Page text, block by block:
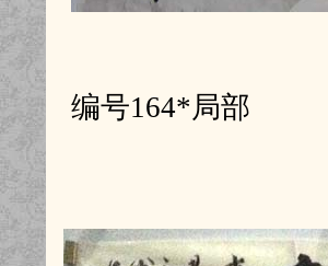
编号164*局部